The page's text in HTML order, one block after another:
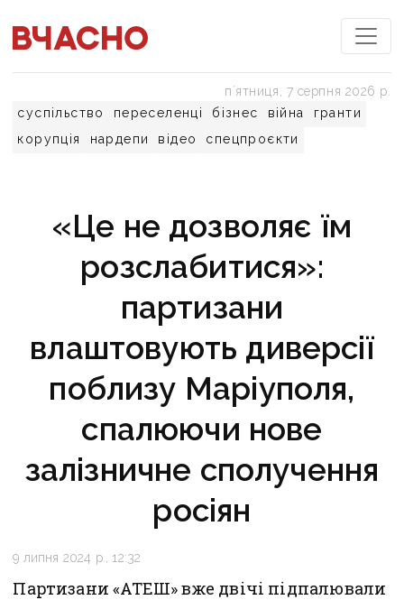
суспільство переселенці бізнес війна
гранти
корупція
нардепи відео спецпроєкти
пʼятниця, 7 серпня 2026 р.
«Це не дозволяє їм
розслабитися»:
партизани
влаштовують диверсії
поблизу Маріуполя,
спалюючи нове
залізничне сполучення
росіян
9 липня 2024 р., 12:32
Партизани «АТЕШ» вже двічі підпалювали